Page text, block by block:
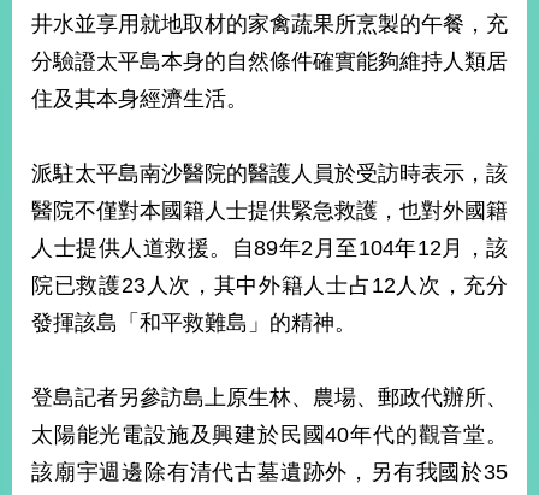
頁
站
導
覽
關
於
本
部
新
聞
中
心
外
交
國
家
與
井水並享用就地取材的家禽蔬果所烹製的午餐，充
分驗證太平島本身的自然條件確實能夠維持人類居
住及其本身經濟生活。
派駐太平島南沙醫院的醫護人員於受訪時表示，該
醫院不僅對本國籍人士提供緊急救護，也對外國籍
人士提供人道救援。自89年2月至104年12月，該
院已救護23人次，其中外籍人士占12人次，充分
發揮該島「和平救難島」的精神。
登島記者另參訪島上原生林、農場、郵政代辦所、
太陽能光電設施及興建於民國40年代的觀音堂。
該廟宇週邊除有清代古墓遺跡外，另有我國於35